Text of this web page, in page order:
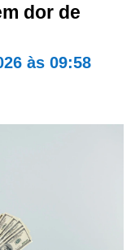
dor de
às 09:58